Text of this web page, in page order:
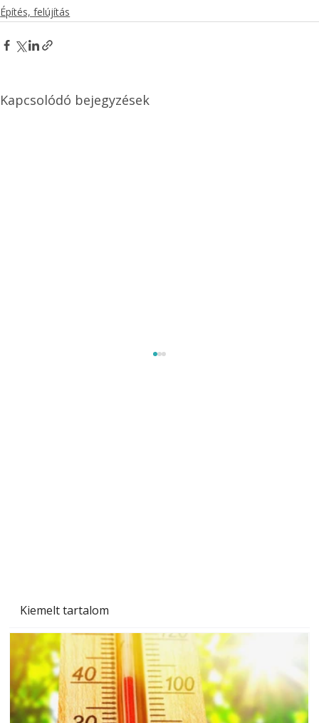
Kiemelt tartalom
Építés, felújítás
Kapcsolódó bejegyzések